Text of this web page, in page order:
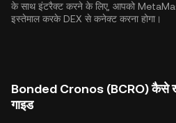
के साथ इंटरैक्ट करने के लिए, आपको
इस्तेमाल करके DEX से कनेक्ट करना होगा।
Bonded Cronos (BCRO) कैसे
गाइड